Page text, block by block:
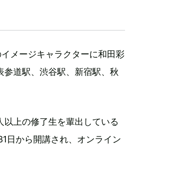
メージキャラクターに和田彩
道駅、渋谷駅、新宿駅、秋
以上の修了生を輩出している
日から開講され、オンライン